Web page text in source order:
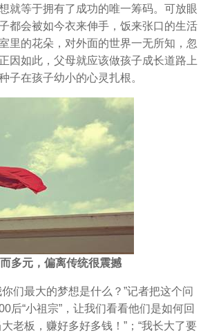
就等于拥有了成功的唯一筹码。可放眼
都会被如今衣来伸手，饭来张口的生活
里的花朵，对外面的世界一无所知，忽
因如此，父母就应该做孩子成长道路上
子在孩子幼小的心灵扎根。
多元，偏离传统很震撼
最大的梦想是什么？”记者把这个问
后“小祖宗”，让我们看看他们是如何回
老板，赚好多好多钱！”；“我长大了要